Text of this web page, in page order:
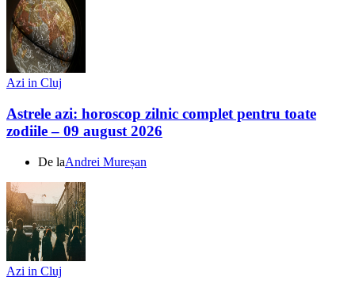
Azi in Cluj
Astrele azi: horoscop zilnic complet pentru toate
zodiile – 09 august 2026
De laAndrei Mureșan
Azi in Cluj